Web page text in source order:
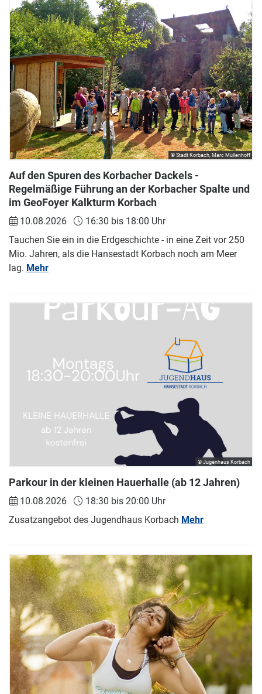
Auf den Spuren des Korbacher Dackels -
Regelmäßige Führung an der Korbacher Spalte und
im GeoFoyer Kalkturm Korbach
10.08.2026
16:30 bis 18:00 Uhr
Tauchen Sie ein in die Erdgeschichte - in eine Zeit vor 250
Mio. Jahren, als die Hansestadt Korbach noch am Meer
lag. Mehr
© Stadt Korbach, Marc Müllenhoff
Parkour in der kleinen Hauerhalle (ab 12 Jahren)
10.08.2026
18:30 bis 20:00 Uhr
Zusatzangebot des Jugendhaus Korbach Mehr
© Jugenhaus Korbach